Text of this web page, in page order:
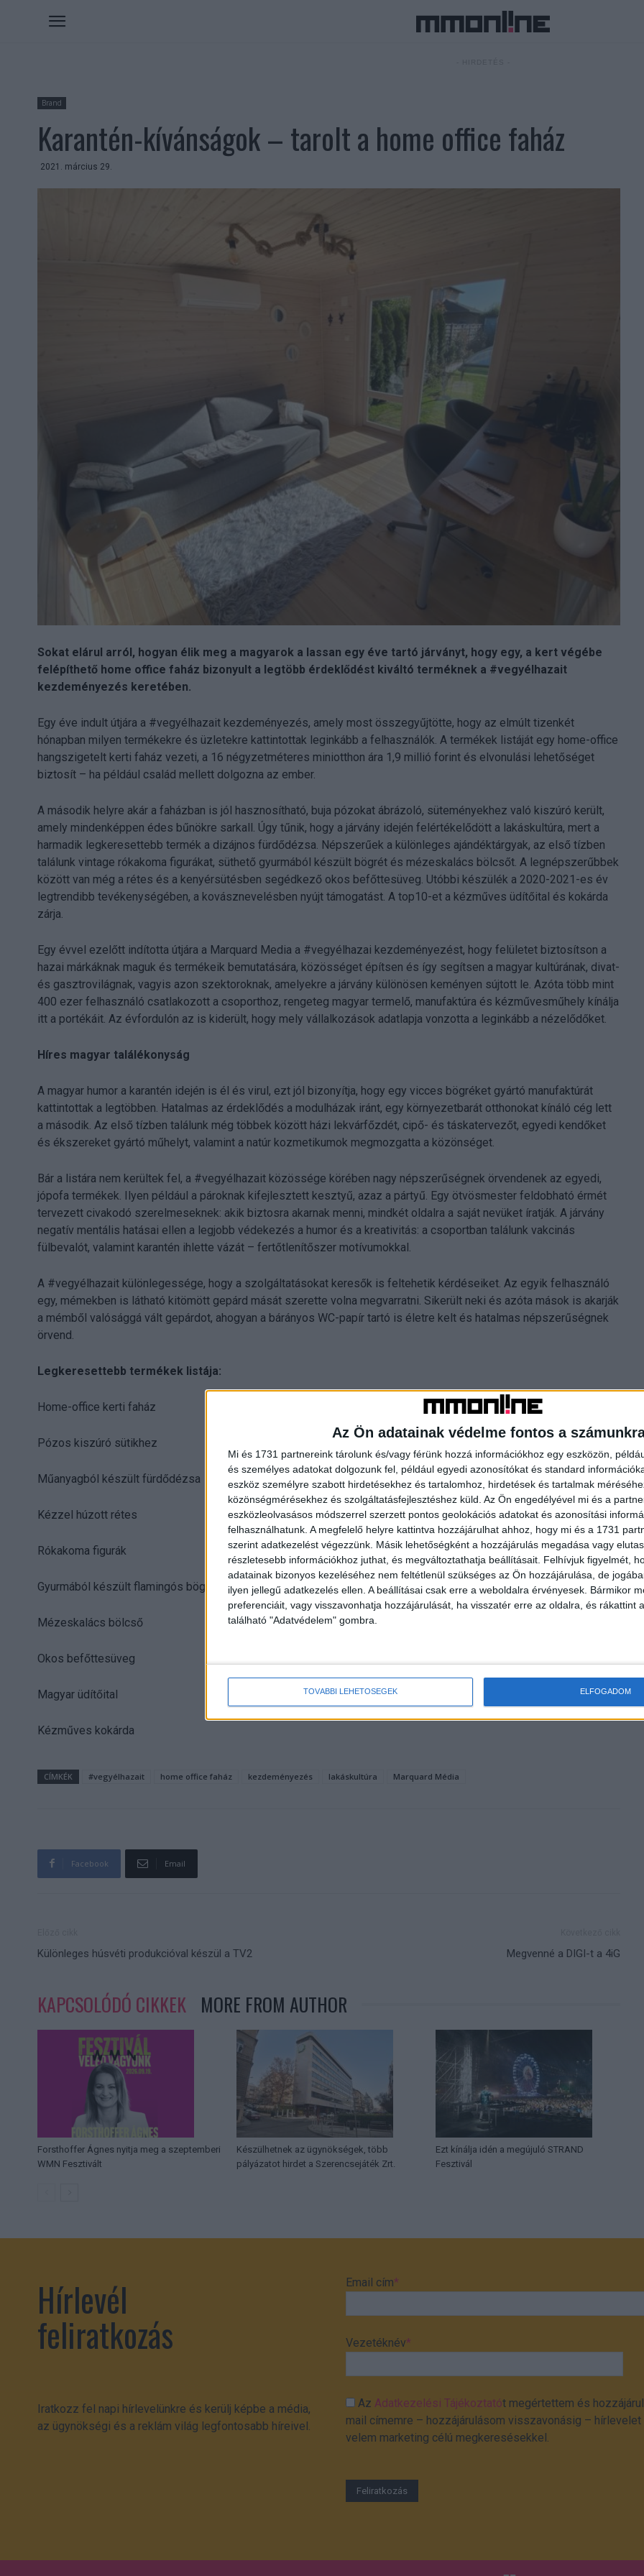
Az Ön adatainak védelme fontos a
Mi és 1731 partnereink tárolunk és/vagy férünk hozzá információkhoz egy eszközön,
és személyes adatokat dolgozunk fel, például egyedi azonosítókat és standard
eszköz személyre szabott hirdetésekhez és tartalomhoz, hirdetések és tartalmak
közönségmérésekhez és szolgáltatásfejlesztéshez küld. Az Ön engedélyével mi és a
eszközleolvasásos módszerrel szerzett pontos geolokációs adatokat és azonosítási
felhasználhatunk. A megfelelő helyre kattintva hozzájárulhat ahhoz, hogy mi és a 1731
szerint adatkezelést végezzünk. Másik lehetőségként a hozzájárulás megadása vagy
részletesebb információkhoz juthat, és megváltoztathatja beállításait. Felhívjuk figyelmét,
adatainak bizonyos kezeléséhez nem feltétlenül szükséges az Ön hozzájárulása, de
ilyen jellegű adatkezelés ellen. A beállításai csak erre a weboldalra érvényesek. Bármikor
preferenciáit, vagy visszavonhatja hozzájárulását, ha visszatér erre az oldalra, és rákattint
található "Adatvédelem" gombra.
TOVÁBBI LEHETŐSÉGEK ELFOGADOM
Brand
Karantén-kívánságok – tarolt a home office faház
2021. március 29.
Sokat elárul arról, hogyan élik meg a magyarok a lassan egy éve tartó járványt, hogy egy, a kert végébe
felépíthető home office faház bizonyult a legtöbb érdeklődést kiváltó terméknek a #vegyélhazait
kezdeményezés keretében.
Egy éve indult útjára a #vegyélhazait kezdeményezés, amely most összegyűjtötte, hogy az elmúlt tizenkét
hónapban milyen termékekre és üzletekre kattintottak leginkább a felhasználók. A termékek listáját egy home-office
hangszigetelt kerti faház vezeti, a 16 négyzetméteres miniotthon ára 1,9 millió forint és elvonulási lehetőséget
biztosít – ha például család mellett dolgozna az ember.
A második helyre akár a faházban is jól hasznosítható, buja pózokat ábrázoló, süteményekhez való kiszúró került,
amely mindenképpen édes bűnökre sarkall. Úgy tűnik, hogy a járvány idején felértékelődött a lakáskultúra, mert a
harmadik legkeresettebb termék a dizájnos fürdődézsa. Népszerűek a különleges ajándéktárgyak, az első tízben
találunk vintage rókakoma figurákat, süthető gyurmából készült bögrét és mézeskalács bölcsőt. A legnépszerűbbek
között van még a rétes és a kenyérsütésben segédkező okos befőttesüveg. Utóbbi készülék a 2020-2021-es év
legtrendibb tevékenységében, a kovásznevelésben nyújt támogatást. A top10-et a kézműves üdítőital és kokárda
zárja.
Egy évvel ezelőtt indította útjára a Marquard Media a #vegyélhazai kezdeményezést, hogy felületet biztosítson a
hazai márkáknak maguk és termékeik bemutatására, közösséget építsen és így segítsen a magyar kultúrának, divat-
és gasztrovilágnak, vagyis azon szektoroknak, amelyekre a járvány különösen keményen sújtott le. Azóta több mint
400 ezer felhasználó csatlakozott a csoporthoz, rengeteg magyar termelő, manufaktúra és kézművesműhely kínálja
itt a portékáit. Az évfordulón az is kiderült, hogy mely vállalkozások adatlapja vonzotta a leginkább a nézelődőket.
Híres magyar találékonyság
A magyar humor a karantén idején is él és virul, ezt jól bizonyítja, hogy egy vicces bögréket gyártó manufaktúrát
kattintottak a legtöbben. Hatalmas az érdeklődés a modulházak iránt, egy környezetbarát otthonokat kínáló cég lett
a második. Az első tízben találunk még többek között házi lekvárfőzdét, cipő- és táskatervezőt, egyedi kendőket
és ékszereket gyártó műhelyt, valamint a natúr kozmetikumok megmozgatta a közönséget.
Bár a listára nem kerültek fel, a #vegyélhazait közössége körében nagy népszerűségnek örvendenek az egyedi,
jópofa termékek. Ilyen például a pároknak kifejlesztett kesztyű, azaz a pártyű. Egy ötvösmester feldobható érmét
tervezett civakodó szerelmeseknek: akik biztosra akarnak menni, mindkét oldalra a saját nevüket íratják. A járvány
negatív mentális hatásai ellen a legjobb védekezés a humor és a kreativitás: a csoportban találunk vakcinás
fülbevalót, valamint karantén ihlette vázát – fertőtlenítőszer motívumokkal.
A #vegyélhazait különlegessége, hogy a szolgáltatásokat keresők is feltehetik kérdéseiket. Az egyik felhasználó
egy, mémekben is látható kitömött gepárd mását szerette volna megvarratni. Sikerült neki és azóta mások is akarják
a mémből valósággá vált gepárdot, ahogyan a bárányos WC-papír tartó is életre kelt és hatalmas népszerűségnek
örvend.
Legkeresettebb termékek listája:
Home-office kerti faház
Pózos kiszúró sütikhez
Műanyagból készült fürdődézsa
Kézzel húzott rétes
Rókakoma figurák
Gyurmából készült flamingós bögre
Mézeskalács bölcső
Okos befőttesüveg
Magyar üdítőital
Kézműves kokárda
CÍMKÉK #vegyélhazait home office faház kezdeményezés lakáskultúra Marquard Média
Facebook Email
Különleges húsvéti produkcióval készül a TV2 Megvenné a DIGI-t a 4iG
KAPCSOLÓDÓ CIKKEK MORE FROM AUTHOR
Forsthoffer Ágnes nyitja meg a szeptemberi
WMN Fesztivált
Készülhetnek az ügynökségek, több
pályázatot hirdet a Szerencsejáték Zrt.
Ezt kínálja idén a megújuló STRAND
Fesztivál
Hírlevél
feliratkozás
Iratkozz fel napi hírlevelünkre és kerülj képbe a média,
az ügynökségi és a reklám világ legfontosabb híreivel.
Email cím*
Vezetéknév*
AzAdatkezelési Tájékoztatót megértettem és
mail címemre – hozzájárulásom visszavonásig –
velem marketing célú megkeresésekkel.